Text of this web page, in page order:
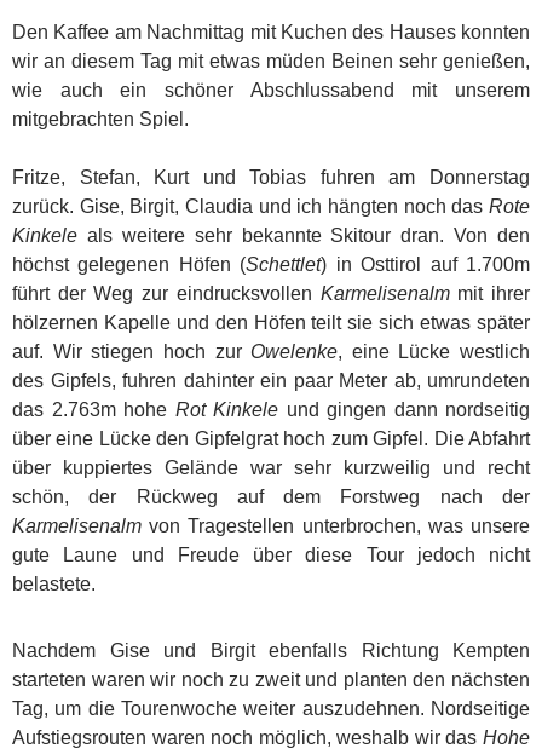
Den Kaffee am Nachmittag mit Kuchen des Hauses konnten
wir an diesem Tag mit etwas müden Beinen sehr genießen,
wie auch ein schöner Abschlussabend mit unserem
mitgebrachten Spiel.
Fritze, Stefan, Kurt und Tobias fuhren am Donnerstag
zurück. Gise, Birgit, Claudia und ich hängten noch das Rote
Kinkele als weitere sehr bekannte Skitour dran. Von den
höchst gelegenen Höfen (Schettlet) in Osttirol auf 1.700m
führt der Weg zur eindrucksvollen Karmelisenalmmit ihrer
hölzernen Kapelle und den Höfen teilt sie sich etwas später
auf. Wir stiegen hoch zur Owelenke, eine Lücke westlich
des Gipfels, fuhren dahinter ein paar Meter ab, umrundeten
das 2.763m hohe Rot Kinkele und gingen dann nordseitig
über eine Lücke den Gipfelgrat hoch zum Gipfel. Die Abfahrt
über kuppiertes Gelände war sehr kurzweilig und recht
schön, der Rückweg auf dem Forstweg nach der
Karmelisenalm von Tragestellen unterbrochen, was unsere
gute Laune und Freude über diese Tour jedoch nicht
belastete.
Nachdem Gise und Birgit ebenfalls Richtung Kempten
starteten waren wir noch zu zweit und planten den nächsten
Tag, um die Tourenwoche weiter auszudehnen. Nordseitige
Aufstiegsrouten waren noch möglich, weshalb wir das Hohe